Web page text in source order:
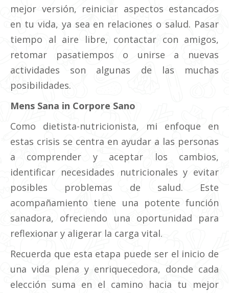
mejor versión, reiniciar aspectos estancados
en tu vida, ya sea en relaciones o salud. Pasar
tiempo al aire libre, contactar con amigos,
retomar pasatiempos o unirse a nuevas
actividades son algunas de las muchas
posibilidades.
Mens Sana in Corpore Sano
Como dietista-nutricionista, mi enfoque en
estas crisis se centra en ayudar a las personas
a comprender y aceptar los cambios,
identificar necesidades nutricionales y evitar
posibles problemas de salud. Este
acompañamiento tiene una potente función
sanadora, ofreciendo una oportunidad para
reflexionar y aligerar la carga vital.
Recuerda que esta etapa puede ser el inicio de
una vida plena y enriquecedora, donde cada
elección suma en el camino hacia tu mejor